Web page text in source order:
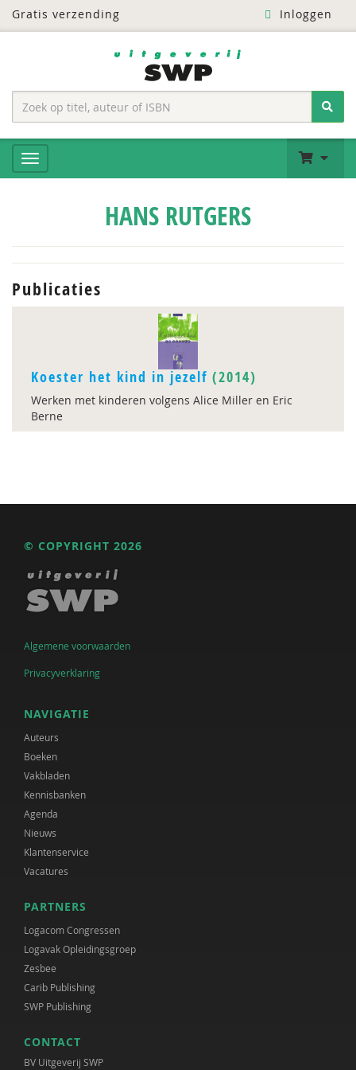
Gratis verzending Inloggen
HANS RUTGERS
Publicaties
Koester het kind in jezelf (2014)
Werken met kinderen volgens Alice Miller en Eric
Berne
© COPYRIGHT 2026
Algemene voorwaarden
Privacyverklaring
NAVIGATIE
Auteurs
Boeken
Vakbladen
Kennisbanken
Agenda
Nieuws
Klantenservice
Vacatures
PARTNERS
Logacom Congressen
Logavak Opleidingsgroep
Zesbee
Carib Publishing
SWP Publishing
CONTACT
BV Uitgeverij SWP